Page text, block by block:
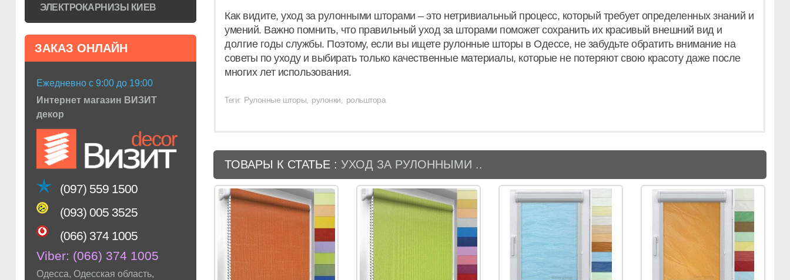
Как видите, уход за рулонными шторами – это нетривиальный процесс, который требует определенных знаний и
умений. Важно помнить, что правильный уход за шторами поможет сохранить их красивый внешний вид и
долгие годы службы. Поэтому, если вы ищете рулонные шторы в Одессе, не забудьте обратить внимание на
советы по уходу и выбирать только качественные материалы, которые не потеряют свою красоту даже после
многих лет использования.
Теги: Рулонные шторы, рулонки, рольштора
ТОВАРЫ К СТАТЬЕ : УХОД ЗА РУЛОННЫМИ ..
ЭЛЕКТРОКАРНИЗЫ КИЕВ
ЗАКАЗ ОНЛАЙН
Ежедневно с 9:00 до 19:00
Интернет магазин ВИЗИТ
декор
(097) 559 1500
(093) 005 3525
(066) 374 1005
Viber: (066) 374 1005
Одесса, Одесская область,